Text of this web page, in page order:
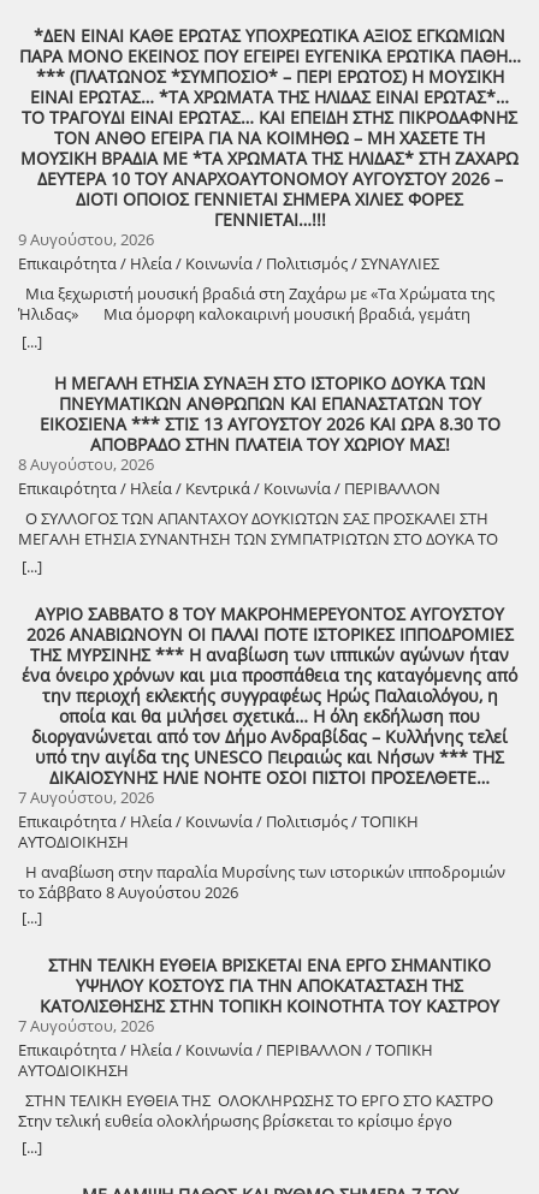
*ΔΕΝ ΕΙΝΑΙ ΚΑΘΕ ΕΡΩΤΑΣ ΥΠΟΧΡΕΩΤΙΚΑ ΑΞΙΟΣ ΕΓΚΩΜΙΩΝ
ΠΑΡΑ ΜΟΝΟ ΕΚΕΙΝΟΣ ΠΟΥ ΕΓΕΙΡΕΙ ΕΥΓΕΝΙΚΑ ΕΡΩΤΙΚΑ ΠΑΘΗ…
*** (ΠΛΑΤΩΝΟΣ *ΣΥΜΠΟΣΙΟ* – ΠΕΡΙ ΕΡΩΤΟΣ) Η ΜΟΥΣΙΚΗ
ΕΙΝΑΙ ΕΡΩΤΑΣ… *ΤΑ ΧΡΩΜΑΤΑ ΤΗΣ ΗΛΙΔΑΣ ΕΙΝΑΙ ΕΡΩΤΑΣ*…
ΤΟ ΤΡΑΓΟΥΔΙ ΕΙΝΑΙ ΕΡΩΤΑΣ… ΚΑΙ ΕΠΕΙΔΗ ΣΤΗΣ ΠΙΚΡΟΔΑΦΝΗΣ
ΤΟΝ ΑΝΘΟ ΕΓΕΙΡΑ ΓΙΑ ΝΑ ΚΟΙΜΗΘΩ – ΜΗ ΧΑΣΕΤΕ ΤΗ
ΜΟΥΣΙΚΗ ΒΡΑΔΙΑ ΜΕ *ΤΑ ΧΡΩΜΑΤΑ ΤΗΣ ΗΛΙΔΑΣ* ΣΤΗ ΖΑΧΑΡΩ
ΔΕΥΤΕΡΑ 10 ΤΟΥ ΑΝΑΡΧΟΑΥΤΟΝΟΜΟΥ ΑΥΓΟΥΣΤΟΥ 2026 –
ΔΙΟΤΙ ΟΠΟΙΟΣ ΓΕΝΝΙΕΤΑΙ ΣΗΜΕΡΑ ΧΙΛΙΕΣ ΦΟΡΕΣ
ΓΕΝΝΙΕΤΑΙ…!!!
9 Αυγούστου, 2026
Επικαιρότητα / Ηλεία / Κοινωνία / Πολιτισμός / ΣΥΝΑΥΛΙΕΣ
Μια ξεχωριστή μουσική βραδιά στη Ζαχάρω με «Τα Χρώματα της
Ήλιδας» Μια όμορφη καλοκαιρινή μουσική βραδιά, γεμάτη
μελωδίες, πολιτισμό και καλή διάθεση, διοργανώνει ο Δήμος
Ζαχάρως, στο πλαίσιο του Καλοκαιρινού Πολιτιστικού
Προγράμματος. Τη Δευτέρα 10 Αυγούστου, στις 21:30, το προαύλιο
του Γυμνασίου Ζαχάρως θα γεμίσει μουσική, καθώς η Ορχήστρα «Τα
Χρώματα της Ήλιδας» θα παρουσιάσει ένα ξεχωριστό μουσικό
πρόγραμμα. Μια βραδιά που έρχεται να ενώσει ανθρώπους
διαφορετικών ηλικιών μέσα από τη δύναμη της μουσικής και να
προσφέρει σε κατοίκους και επισκέπτες μια όμορφη καλοκαιρινή
έξοδο. Ο Δήμος Ζαχάρως συνεχίζει να επενδύει στον πολιτισμό και να
δημιουργεί αφορμές για συνάντηση, ψυχαγωγία και συμμετοχή.
Δευτέρα 10 Αυγούστου | 21:30 Προαύλιο Γυμνασίου Ζαχάρως
[...]
Η ΜΕΓΑΛΗ ΕΤΗΣΙΑ ΣΥΝΑΞΗ ΣΤΟ ΙΣΤΟΡΙΚΟ ΔΟΥΚΑ ΤΩΝ
ΠΝΕΥΜΑΤΙΚΩΝ ΑΝΘΡΩΠΩΝ ΚΑΙ ΕΠΑΝΑΣΤΑΤΩΝ ΤΟΥ
ΕΙΚΟΣΙΕΝΑ *** ΣΤΙΣ 13 ΑΥΓΟΥΣΤΟΥ 2026 ΚΑΙ ΩΡΑ 8.30 ΤΟ
ΑΠΟΒΡΑΔΟ ΣΤΗΝ ΠΛΑΤΕΙΑ ΤΟΥ ΧΩΡΙΟΥ ΜΑΣ!
8 Αυγούστου, 2026
Επικαιρότητα / Ηλεία / Κεντρικά / Κοινωνία / ΠΕΡΙΒΑΛΛΟΝ
Ο ΣΥΛΛΟΓΟΣ ΤΩΝ ΑΠΑΝΤΑΧΟΥ ΔΟΥΚΙΩΤΩΝ ΣΑΣ ΠΡΟΣΚΑΛΕΙ ΣΤΗ
ΜΕΓΑΛΗ ΕΤΗΣΙΑ ΣΥΝΑΝΤΗΣΗ ΤΩΝ ΣΥΜΠΑΤΡΙΩΤΩΝ ΣΤΟ ΔΟΥΚΑ ΤΟ
ΑΘΑΝΑΤΟ! Μεγάλη η χαρά η δική μας για το ριζιμιό μας και για
τον επαναστάτη πρόγονό μας που πολέμησε με το σπαθί στο χέρι
κανόνια του αγώνα! ΦΩΤΟΓΡΑΦΙΕΣ ΚΑΙ ΠΡΟΣΚΛΗΣΗ ΓΙΑ ΤΟ
ΣΥΝΑΠΑΝΤΗΜΑ (Πατήστε πάνω στο σύνδεσμο για να ανοίξει το
αρχείο) Ο Σύλλογος των απανταχού Δουκιωτών σάς προσκαλεί στην
εκδήλωση που θα πραγματοποιηθεί στο χωριό μας, το ΔΟΥΚΑ, σε
συνδιοργάνωση με τον Δήμο Αρχαίας Ολυμπίας, στις 13 Αυγούστου,
ημέρα Πέμπτη και ώρα 8:30 μ.μ., στην πλατεία του χωριού με θέμα:
«Άυλη πολιτιστική κληρονομιά: Eκφράσεις, Δράσεις Διαφύλαξης και
Προοπτικές στην Ηλεία» Oμιλητές: – Διομήδης Τόλιος, Διεύθυνση
Νεότερης Πολιτιστικής Κληρονομιάς ΥΠΠΟ-Σύλλογος Διβριωτών
Αθήνας – Γωγώ Κανελλοπούλου, εκπαιδευτικός – Νίκος
Σιάκκουλης, Πρόεδρος eco action Νεμούτας Θα ακολουθήσoυν
χοροί της Ηλείας από το Λύκειο Ελληνίδων Πύργου Η είσοδος για
την πολιτιστική εκδήλωση είναι ελεύθερη. Μετά το πέρας της
εκδήλωσης, σας προσκαλούμε να διασκεδάσουμε όλοι μαζί με
ζωντανή παραδοσιακή μουσική από τη μουσική ομάδα του
Λύσανδρου Παναγόπουλου, σε μια βραδιά γεμάτη κέφι, χορό και
συμμετοχής στο γλέντι: 10 ευρώ ανά άτομο.
[...]
ΑΥΡΙΟ ΣΑΒΒΑΤΟ 8 ΤΟΥ ΜΑΚΡΟΗΜΕΡΕΥΟΝΤΟΣ ΑΥΓΟΥΣΤΟΥ
2026 ΑΝΑΒΙΩΝΟΥΝ ΟΙ ΠΑΛΑΙ ΠΟΤΕ ΙΣΤΟΡΙΚΕΣ ΙΠΠΟΔΡΟΜΙΕΣ
ΤΗΣ ΜΥΡΣΙΝΗΣ *** Η αναβίωση των ιππικών αγώνων ήταν
ένα όνειρο χρόνων και μια προσπάθεια της καταγόμενης από
την περιοχή εκλεκτής συγγραφέως Ηρώς Παλαιολόγου, η
οποία και θα μιλήσει σχετικά… Η όλη εκδήλωση που
διοργανώνεται από τον Δήμο Ανδραβίδας – Κυλλήνης τελεί
υπό την αιγίδα της UNESCO Πειραιώς και Νήσων *** ΤΗΣ
ΔΙΚΑΙΟΣΥΝΗΣ ΗΛΙΕ ΝΟΗΤΕ ΟΣΟΙ ΠΙΣΤΟΙ ΠΡΟΣΕΛΘΕΤΕ…
7 Αυγούστου, 2026
Επικαιρότητα / Ηλεία / Κοινωνία / Πολιτισμός / ΤΟΠΙΚΗ
ΑΥΤΟΔΙΟΙΚΗΣΗ
Η αναβίωση στην παραλία Μυρσίνης των ιστορικών ιπποδρομιών
το Σάββατο 8 Αυγούστου 2026
[...]
ΣΤΗΝ ΤΕΛΙΚΗ ΕΥΘΕΙΑ ΒΡΙΣΚΕΤΑΙ ΕΝΑ ΕΡΓΟ ΣΗΜΑΝΤΙΚΟ
ΥΨΗΛΟΥ ΚΟΣΤΟΥΣ ΓΙΑ ΤΗΝ ΑΠΟΚΑΤΑΣΤΑΣΗ ΤΗΣ
ΚΑΤΟΛΙΣΘΗΣΗΣ ΣΤΗΝ ΤΟΠΙΚΗ ΚΟΙΝΟΤΗΤΑ ΤΟΥ ΚΑΣΤΡΟΥ
7 Αυγούστου, 2026
Επικαιρότητα / Ηλεία / Κοινωνία / ΠΕΡΙΒΑΛΛΟΝ / ΤΟΠΙΚΗ
ΑΥΤΟΔΙΟΙΚΗΣΗ
ΣΤΗΝ ΤΕΛΙΚΗ ΕΥΘΕΙΑ ΤΗΣ ΟΛΟΚΛΗΡΩΣΗΣ ΤΟ ΕΡΓΟ ΣΤΟ ΚΑΣΤΡΟ
Στην τελική ευθεία ολοκλήρωσης βρίσκεται το κρίσιμο έργο
αποκατάστασης της κατολίσθησης στην Τ.Κ. Κάστρου,
προϋπολογισμού 1,25 εκατομμυρίων ευρώ. Έπειτα από αυτοψία που
[...]